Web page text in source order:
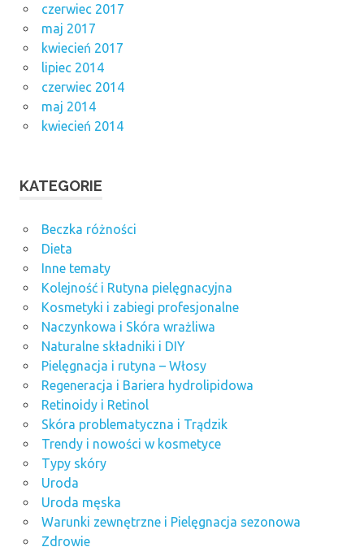
czerwiec 2017
maj 2017
kwiecień 2017
lipiec 2014
czerwiec 2014
maj 2014
kwiecień 2014
KATEGORIE
Beczka różności
Dieta
Inne tematy
Kolejność i Rutyna pielęgnacyjna
Kosmetyki i zabiegi profesjonalne
Naczynkowa i Skóra wrażliwa
Naturalne składniki i DIY
Pielęgnacja i rutyna – Włosy
Regeneracja i Bariera hydrolipidowa
Retinoidy i Retinol
Skóra problematyczna i Trądzik
Trendy i nowości w kosmetyce
Typy skóry
Uroda
Uroda męska
Warunki zewnętrzne i Pielęgnacja sezonowa
Zdrowie